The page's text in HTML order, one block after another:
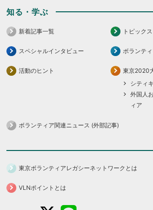
知る・学ぶ
新着記事一覧 トピックス
スペシャルインタビュー ボランテ
活動のヒント
東京2020
シティ
外国人
ィア
ボランティア関連ニュース (外部記事)
東京ボランティアレガシーネットワークとは
VLNポイントとは